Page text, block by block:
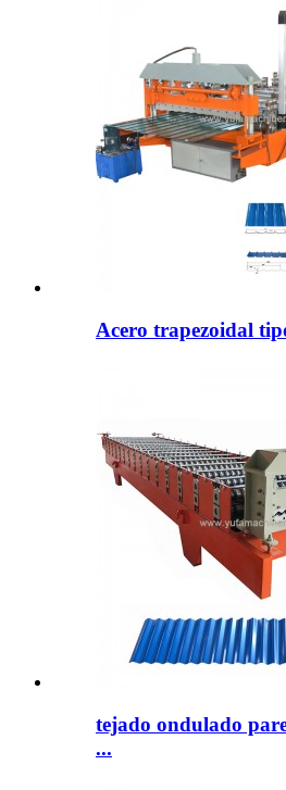
Acero trapezoidal
tejado ondulado
...